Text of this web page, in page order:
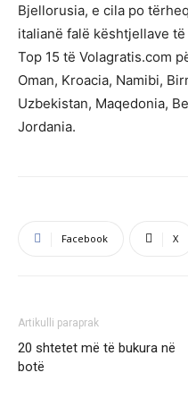
Bjellorusia, e cila po
italianë falë kështjellave
Top 15 të Volagratis.com
Oman, Kroacia, Namibi,
Uzbekistan, Maqedonia,
Jordania.
Facebook X
Artikulli paraprak
20 shtetet më të bukura në
botë